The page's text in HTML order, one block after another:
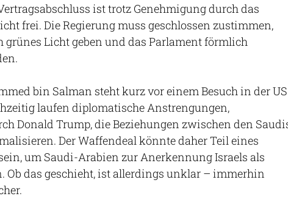
ist trotz Genehmigung durch das
frei. Die Regierung muss geschlossen zustimmen,
grünes Licht geben und das Parlament förmlich
bin Salman steht kurz vor einem Besuch in der
laufen diplomatische Anstrengungen,
Donald Trump, die Beziehungen zwischen den
Der Waffendeal könnte daher Teil eines
um Saudi-Arabien zur Anerkennung Israels als
Ob das geschieht, ist allerdings unklar – immerhin